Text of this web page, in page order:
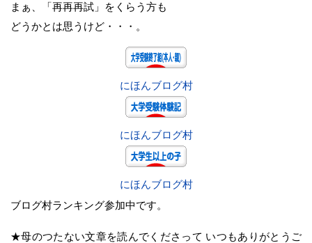
まぁ、「再再再試」をくらう方も
どうかとは思うけど・・・。
にほんブログ村
にほんブログ村
にほんブログ村
ブログ村ランキング参加中です。
★母のつたない文章を読んでくださって いつもありがとうご